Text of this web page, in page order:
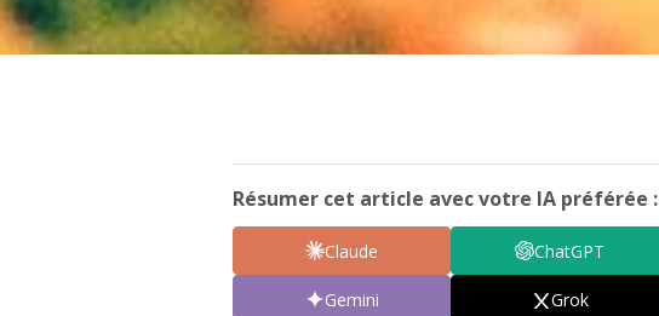
Résumer cet article avec votre IA préférée :
Claude ChatGPT
Gemini Grok